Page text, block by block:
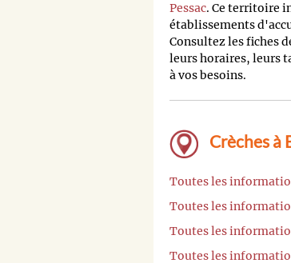
Pessac. Ce territoire
établissements
Consultez les fiches
leurs horaires, leurs
à vos besoins.
Crèches à
Toutes les
Toutes les
Toutes les
Toutes les